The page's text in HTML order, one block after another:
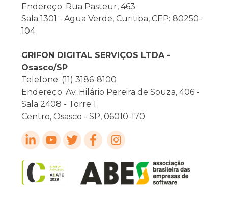
Endereço: Rua Pasteur, 463
Sala 1301 - Agua Verde, Curitiba, CEP: 80250-
104
GRIFON DIGITAL SERVIÇOS LTDA -
Osasco/SP
Telefone: (11) 3186-8100
Endereço: Av. Hilário Pereira de Souza, 406 -
Sala 2408 - Torre 1
Centro, Osasco - SP, 06010-170